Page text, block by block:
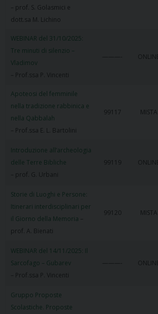
– prof. S. Golasmici e
dott.sa M. Lichino
WEBINAR del 31/10/2025:
Tre minuti di silenzio –
Vladimov
– Prof.ssa P. Vincenti
ONLINE
Apoteosi del femminile
nella tradizione rabbinica e
nella Qabbalah
– Prof.ssa E. L. Bartolini
99117 MISTA
Introduzione all’archeologia
delle Terre Bibliche
– prof. G. Urbani
99119 ONLINE
Storie di Luoghi e Persone:
Itinerari interdisciplinari per
il Giorno della Memoria –
prof. A. Bienati
99120 MISTA
WEBINAR del 14/11/2025: Il
Sarcofago – Gubarev
– Prof.ssa P. Vincenti
ONLINE
Gruppo Proposte
Scolastiche. Proposte